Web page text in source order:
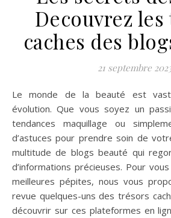
Decouvrez
caches des
21 septembre
Le monde de la beauté est vaste et en constante
évolution. Que vous soyez un
tendances maquillage ou
d’astuces pour prendre soin de
multitude de blogs beauté qui
d’informations précieuses. Pour
meilleures pépites, nous vous
revue quelques-uns des trésors
découvrir sur ces plateformes en